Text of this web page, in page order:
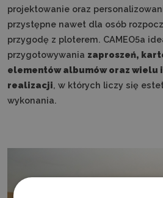
projektowanie oraz
przystępne nawet dla osób
przygodę z ploterem. CAMEO5a
przygotowywania zaproszeń,
elementów albumów oraz wielu
realizacji, w których liczy się
wykonania.